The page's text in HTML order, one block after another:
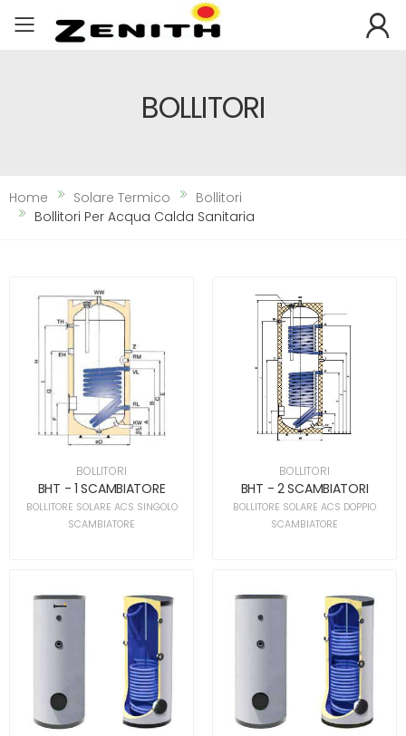
Toggle mobile menu
BOLLITORI
Home Solare Termico
Bollitori
Bollitori Per Acqua Calda Sanitaria
BOLLITORI
BHT - 1 SCAMBIATORE
BOLLITORE SOLARE ACS SINGOLO
SCAMBIATORE
BOLLITORI
BHT - 2 SCAMBIATORI
BOLLITORE SOLARE ACS DOPPIO
SCAMBIATORE